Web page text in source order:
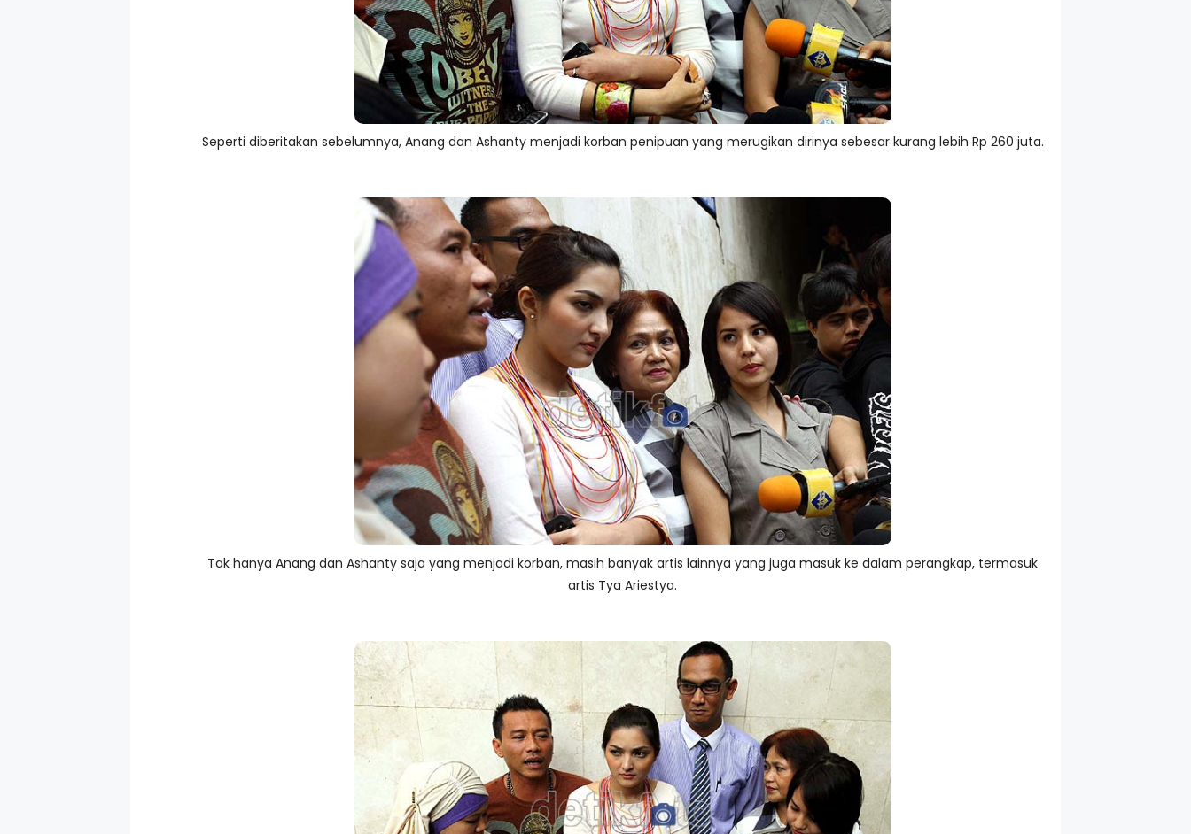
Seperti diberitakan sebelumnya, Anang dan Ashanty menjadi korban penipuan yang merugikan dirinya sebesar kurang lebih Rp 260 juta.
Tak hanya Anang dan Ashanty saja yang menjadi korban, masih banyak artis lainnya yang juga masuk ke dalam perangkap, termasuk
artis Tya Ariestya.